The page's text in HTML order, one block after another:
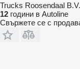
Trucks Roosendaal B.V.
12 години в Autoline
Свържете се с